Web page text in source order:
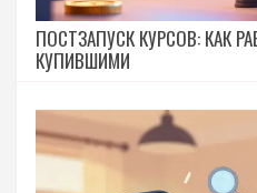
ПОСТЗАПУСК КУРСОВ: КАК
КУПИВШИМИ